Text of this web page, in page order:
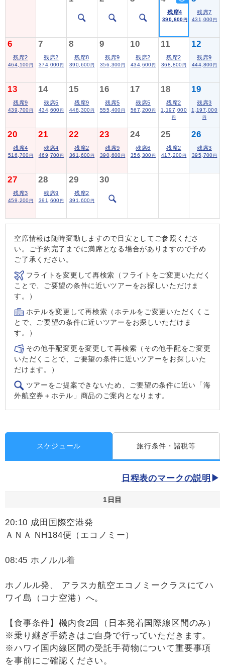
残席4
390,600 円
残席7
431,000 円
6
残席2
464,100 円
7
残席2
374,000 円
8
残席8
390,600 円
9
残席9
356,300 円
10
残席2
434,600 円
11
残席2
368,800 円
12
残席9
444,800 円
13
残席9
439,700 円
14
残席5
434,600 円
15
残席9
448,300 円
16
残席5
555,400 円
17
残席5
567,200 円
18
残席2
1,197,000
円
19
残席3
1,197,000
円
20
残席4
516,700 円
21
残席4
469,700 円
22
残席2
361,600 円
23
残席9
390,600 円
24
残席6
356,300 円
25
残席2
417,200 円
26
残席3
395,700 円
27
残席3
459,200 円
28
残席9
391,600 円
29
残席2
391,600 円
30
空席情報は随時変動しますので目安としてご参照くださ
い。ご予約完了までに満席となる場合がありますので予め
ご了承ください。
フライトを変更して再検索（フライトをご変更いただく
ことで、ご要望の条件に近いツアーをお探しいただけま
す。）
ホテルを変更して再検索（ホテルをご変更いただくくこ
とで、ご要望の条件に近いツアーをお探しいただけま
す。）
その他手配変更を変更して再検索（その他手配をご変更
いただくことで、ご要望の条件に近いツアーをお探しいた
だけます。）
ツアーをご提案できないため、ご要望の条件に近い「海
外航空券＋ホテル」商品のご案内となります。
スケジュール 旅行条件・諸税等
日程表のマークの説明
1日目
20:10 成田国際空港発
ＡＮＡ NH184便（エコノミー）
08:45 ホノルル着
ホノルル発、 アラスカ航空エコノミークラスにてハ
ワイ島（コナ空港）へ。
【食事条件】機内食2回（日本発着国際線区間のみ）
※乗り継ぎ手続きはご自身で行っていただきます。
※ハワイ国内線区間の受託手荷物について重要事項
を事前にご確認ください。